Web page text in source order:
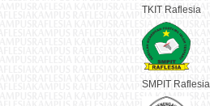
TKIT Raflesia
SMPIT Raflesia